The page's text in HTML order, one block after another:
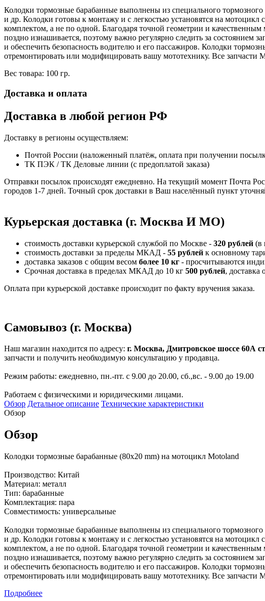
Колодки тормозные барабанные выполнены из специального
и др. Колодки готовы к монтажу и с легкостью установятся на
комплектом, а не по одной. Благодаря точной геометрии и
поздно изнашивается, поэтому важно регулярно следить за состоянием
и обеспечить безопасность водителю и его пассажиров. Колодки
отремонтировать или модифицировать вашу мототехнику. Все
Вес товара: 100 гр.
Доставка и оплата
Доставка в любой регион РФ
Доставку в регионы осуществляем:
Почтой России (наложенный платёж, оплата при получении
ТК ПЭК / ТК Деловые линии (с предоплатой заказа)
Отправки посылок происходят ежедневно. На текущий момент Почта
городов 1-7 дней. Точный срок доставки в Ваш населённый пункт
Курьерская доставка (г. Москва И МО)
стоимость доставки курьерской службой по Москве - 320 рублей (в
стоимость доставки за пределы МКАД - 55 рублей к основному
доставка заказов с общим весом более 10 кг - просчитываются
Срочная доставка в пределах МКАД до 10 кг 500 рублей, доставка
Оплата при курьерской доставке происходит по факту вручения заказа.
Самовывоз (г. Москва)
Наш магазин находится по адресу: г. Москва, Дмитровское шоссе 60А
запчасти и получить необходимую консультацию у продавца.
Режим работы: ежедневно, пн.-пт. с 9.00 до 20.00, сб.,вс. - 9.00 до 19.00
Работаем с физическими и юридическими лицами.
Обзор Детальное описание Технические характеристики
Обзор
Обзор
Колодки тормозные барабанные (80x20 mm) на мотоцикл Motoland
Производство: Китай
Материал: металл
Тип: барабанные
Комплектация: пара
Совместимость: универсальные
Колодки тормозные барабанные выполнены из специального
и др. Колодки готовы к монтажу и с легкостью установятся на
комплектом, а не по одной. Благодаря точной геометрии и
поздно изнашивается, поэтому важно регулярно следить за состоянием
и обеспечить безопасность водителю и его пассажиров. Колодки
отремонтировать или модифицировать вашу мототехнику. Все
Подробнее